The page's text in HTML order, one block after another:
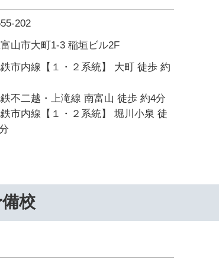
202
山市大町1-3 稲垣ビル2F
市内線【１・２系統】 大町 徒歩 約
不二越・上滝線 南富山 徒歩 約4分
市内線【１・２系統】 堀川小泉 徒
校